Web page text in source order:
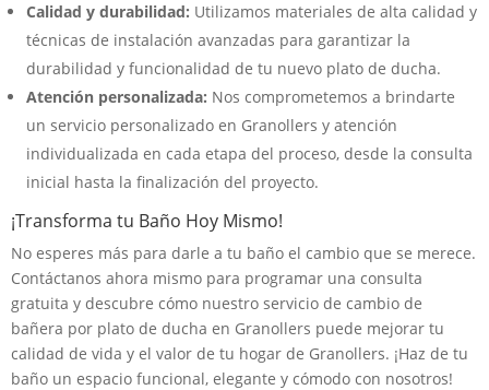
Calidad y durabilidad: Utilizamos materiales de alta calidad y
técnicas de instalación avanzadas para garantizar la
durabilidad y funcionalidad de tu nuevo plato de ducha.
Atención personalizada: Nos comprometemos a brindarte
un servicio personalizado en Granollers y atención
individualizada en cada etapa del proceso, desde la consulta
inicial hasta la finalización del proyecto.
¡Transforma tu Baño Hoy Mismo!
No esperes más para darle a tu baño el cambio que se merece.
Contáctanos ahora mismo para programar una consulta
gratuita y descubre cómo nuestro servicio de cambio de
bañera por plato de ducha en Granollers puede mejorar tu
calidad de vida y el valor de tu hogar de Granollers. ¡Haz de tu
baño un espacio funcional, elegante y cómodo con nosotros!